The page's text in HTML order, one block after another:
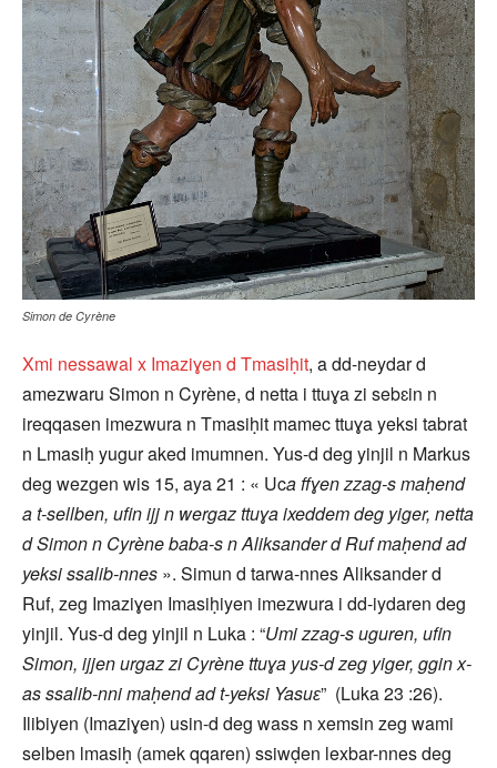
Simon de Cyrène
Xmi nessawal x Imaziɣen d Tmasiḥit, a dd-neydar d
amezwaru Simon n Cyrène, d netta i ttuɣa zi sebɛin n
ireqqasen imezwura n Tmasiḥit mamec ttuɣa yeksi tabrat
n Lmasiḥ yugur aked imumnen. Yus-d deg yinjil n Markus
deg wezgen wis 15, aya 21 : « Uca ffɣen zzag-s maḥend
a t-sellben, ufin ijj n wergaz ttuɣa ixeddem deg yiger, netta
d Simon n Cyrène baba-s n Aliksander d Ruf maḥend ad
yeksi ssalib-nnes ». Simun d tarwa-nnes Aliksander d
Ruf, zeg Imaziɣen Imasiḥiyen imezwura i dd-iydaren deg
yinjil. Yus-d deg yinjil n Luka : “Umi zzag-s uguren, ufin
Simon, ijjen urgaz zi Cyrène ttuɣa yus-d zeg yiger, ggin x-
as ssalib-nni maḥend ad t-yeksi Yasuɛ” (Luka 23 :26).
Ilibiyen (Imaziɣen) usin-d deg wass n xemsin zeg wami
selben lmasiḥ (amek qqaren) ssiwḍen lexbar-nnes deg